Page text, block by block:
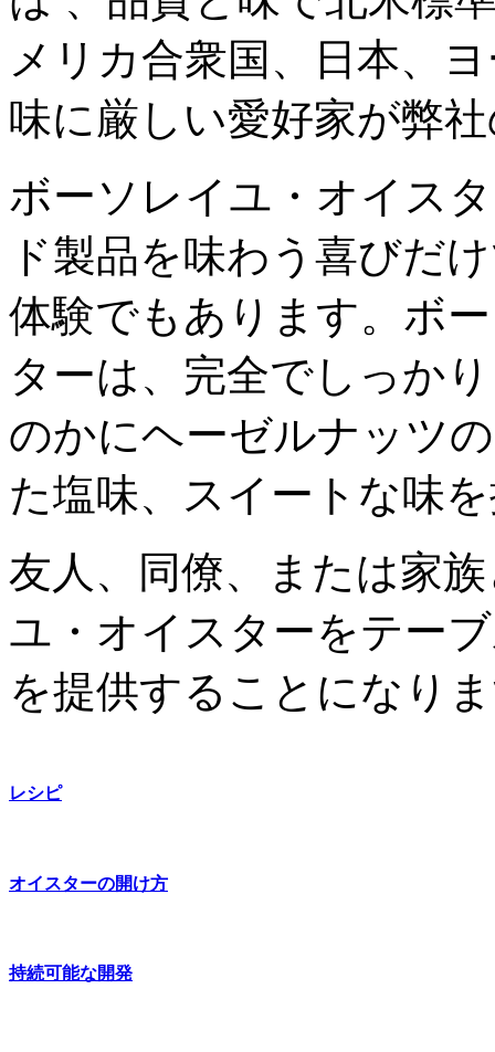
メリカ合衆国、日本、
味に厳しい愛好家が弊
ボーソレイユ・オイス
ド製品を味わう喜びだ
体験でもあります。ボ
ターは、完全でしっか
のかにヘーゼルナッツ
た塩味、スイートな味
友人、同僚、または家
ユ・オイスターをテー
を提供することになり
レシピ
オイスターの開け方
持続可能な開発